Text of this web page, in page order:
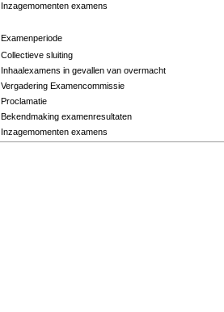
Inzagemomenten examens
Examenperiode
Collectieve sluiting
Inhaalexamens in gevallen van overmacht
Vergadering Examencommissie
Proclamatie
Bekendmaking examenresultaten
Inzagemomenten examens